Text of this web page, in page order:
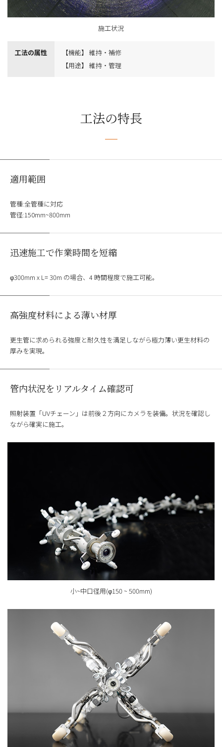
施工状況
工法の属性
【機能】 維持・補修
【用途】 維持・管理
工法の特長
適用範囲
管種:全管種に対応
管径:150mm~800mm
迅速施工で作業時間を短縮
φ300mm x L= 30m の場合、4 時間程度で施工可能。
高強度材料による薄い材厚
更生管に求められる強度と耐久性を満足しながら極力薄い更生材料の
厚みを実現。
管内状況をリアルタイム確認可
照射装置「UVチェーン」は前後２方向にカメラを装備。状況を確認し
ながら確実に施工。
小~中口径用(φ150 ~ 500mm)